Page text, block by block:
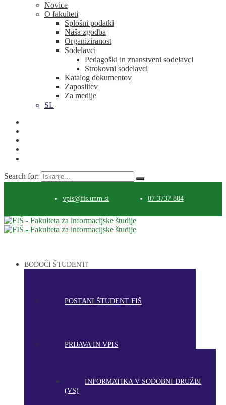
Novice
O fakulteti
Splošni podatki
Naša zgodba
Organiziranost
Sodelavci
Pedagoški in znanstveni sodelavci
Strokovni sodelavci
Katalog dokumentov
Zaposlitev
Za medije
SL
Search for:
vpis@fis.unm.si 07 3737 884
BODOČI ŠTUDENTI
POSTANI ŠTUDENT FIŠ
PRIJAVA IN VPIS
INFORMATIKA V SODOBNI DRUŽBI
(VS)